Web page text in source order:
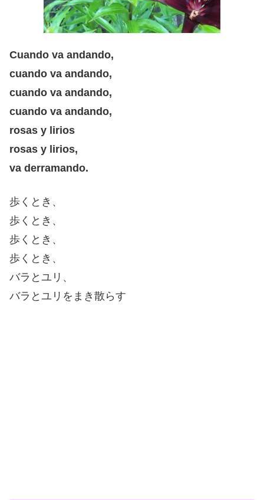
Cuando va andando,
cuando va andando,
cuando va andando,
cuando va andando,
rosas y lirios
rosas y lirios,
va derramando.
歩くとき、
歩くとき、
歩くとき、
歩くとき、
バラとユリ、
バラとユリをまき散らす